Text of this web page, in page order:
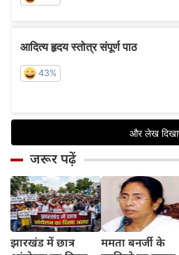
जरूर पढ़ें
झारखंड में छात्र
ममता बनर्जी के